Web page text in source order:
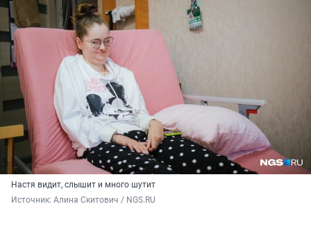
Настя видит, слышит и много шутит
Источник: Алина Скитович / NGS.RU